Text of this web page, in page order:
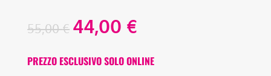
55,00€ 44,00 €
PREZZO ESCLUSIVO SOLO ONLINE